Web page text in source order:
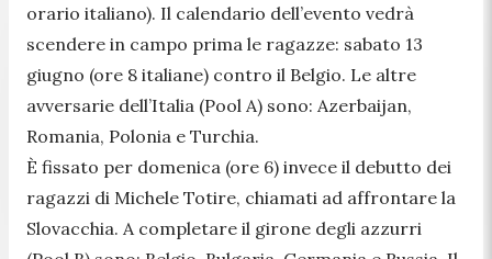
orario italiano). Il calendario dell’evento vedrà
scendere in campo prima le ragazze: sabato 13
giugno (ore 8 italiane) contro il Belgio. Le altre
avversarie dell’Italia (Pool A) sono: Azerbaijan,
Romania, Polonia e Turchia.
È fissato per domenica (ore 6) invece il debutto dei
ragazzi di Michele Totire, chiamati ad affrontare la
Slovacchia. A completare il girone degli azzurri